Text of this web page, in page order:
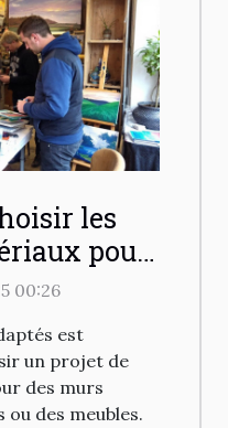
les
pour
?
00:26
est
un projet de
des murs
des meubles.